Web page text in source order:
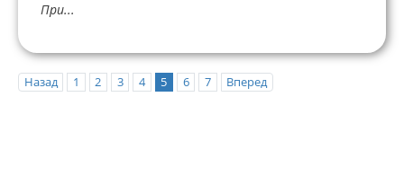
При...
Назад 1 2 3 4 5 6 7 Вперед